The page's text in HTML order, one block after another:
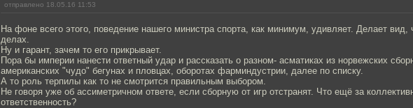
отправлено 18.05.16 11:53
На фоне всего этого, поведение нашего министра спорта, как минимум, удивляет. Делает вид,
делах.
Ну и гарант, зачем то его прикрывает.
Пора бы империи нанести ответный удар и рассказать о разном- асматиках из норвежских
американских "чудо" бегунах и пловцах, оборотах фарминдустрии, далее по списку.
А то роль терпилы как то не смотрится правильным выбором.
Не говоря уже об ассиметричном ответе, если сборную от игр отстранят. Что ещё за
ответственность?